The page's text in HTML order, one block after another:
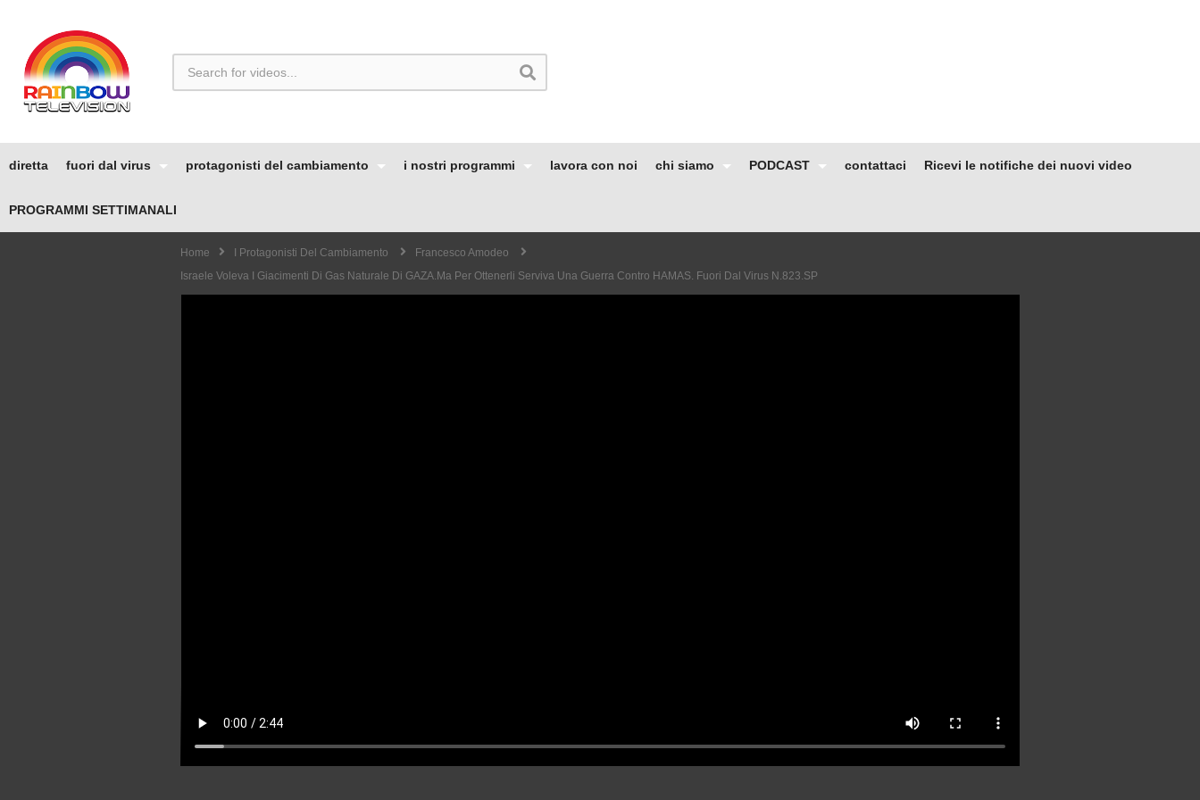
diretta fuori dal virus protagonisti del cambiamento i nostri programmi lavora con noi chi siamo PODCAST contattaci Ricevi le notifiche dei nuovi video
PROGRAMMI SETTIMANALI
Home I Protagonisti Del Cambiamento
Francesco Amodeo
Israele Voleva I Giacimenti Di Gas Naturale Di GAZA.Ma Per Ottenerli Serviva Una Guerra Contro HAMAS. Fuori Dal Virus N.823.SP